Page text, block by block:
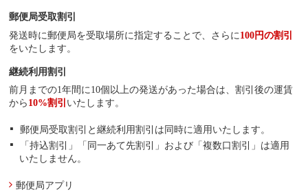
郵便局受取割引
発送時に郵便局を受取場所に指定することで、さらに100円の割引
をいたします。
継続利用割引
前月までの1年間に10個以上の発送があった場合は、割引後の運賃
から10%割引 いたします。
郵便局受取割引と継続利用割引は同時に適用いたします。
「持込割引」「同一あて先割引」および「複数口割引」は適用
いたしません。
郵便局アプリ